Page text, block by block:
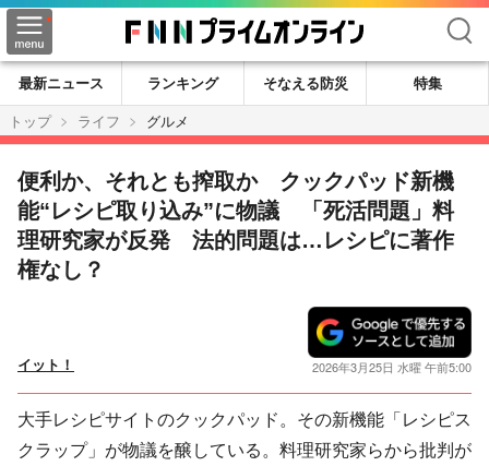
検索
最新ニュース ランキング そなえる防災
特集
トップ
ライフ グルメ
便利か、それとも搾取か クックパッド新機
能“レシピ取り込み”に物議 「死活問題」料
理研究家が反発 法的問題は…レシピに著作
権なし？
イット！ 2026年3月25日 水曜 午前5:00
大手レシピサイトのクックパッド。その新機能「レシピス
クラップ」が物議を醸している。料理研究家らから批判が